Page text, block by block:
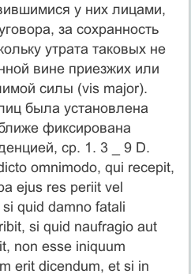
у них лицами,
за сохранность
утрата таковых не
вине приезжих или
силы (vis major).
была установлена
фиксирована
ср. 1. 3 _ 9 D.
omnimodo, qui recepit,
еjus res periit vel
quid damno fatali
si quid naufragio aut
non esse iniquum
erit dicendum, et si in